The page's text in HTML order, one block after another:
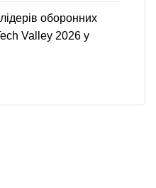
оборонних
Valley 2026 у